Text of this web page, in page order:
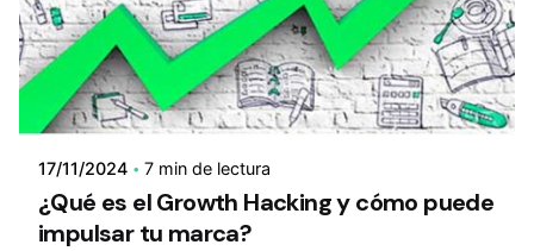
17/11/2024 7 min de lectura
¿Qué es el Growth Hacking y cómo puede
impulsar tu marca?